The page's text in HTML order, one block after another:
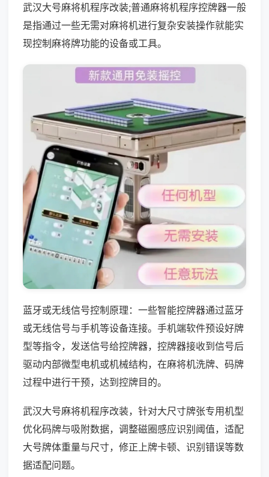
武汉大号麻将机程序改装;普通麻将机程序控牌器一般
是指通过一些无需对麻将机进行复杂安装操作就能实
现控制麻将牌功能的设备或工具。
蓝牙或无线信号控制原理：一些智能控牌器通过蓝牙
或无线信号与手机等设备连接。手机端软件预设好牌
型等指令，发送信号给控牌器，控牌器接收到信号后
驱动内部微型电机或机械结构，在麻将机洗牌、码牌
过程中进行干预，达到控牌目的。
武汉大号麻将机程序改装，针对大尺寸牌张专用机型
优化码牌与吸附数据，调整磁圈感应识别阈值，适配
大号牌体重量与尺寸，修正上牌卡顿、识别错误等数
据适配问题。